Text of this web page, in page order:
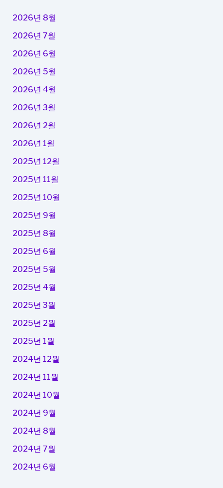
있
까
2026년 8월
2026년 7월
2026년 6월
2026년 5월
2026년 4월
2026년 3월
2026년 2월
2026년 1월
2025년 12월
2025년 11월
2025년 10월
2025년 9월
2025년 8월
2025년 6월
2025년 5월
2025년 4월
2025년 3월
2025년 2월
2025년 1월
2024년 12월
2024년 11월
2024년 10월
2024년 9월
2024년 8월
2024년 7월
2024년 6월